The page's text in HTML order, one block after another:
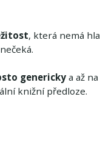
, která nemá
generickya až
knižní předloze.